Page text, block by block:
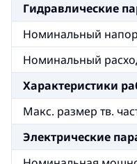
Гидравлические
Номинальный
Номинальный
Xарактеристики
Макс. размер тв.
Электрические